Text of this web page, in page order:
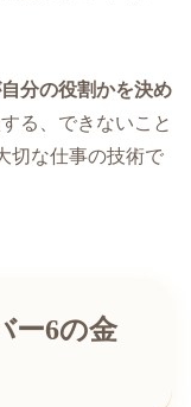
分の役割かを決め
る、できないこと
切な仕事の技術で
ー6の金